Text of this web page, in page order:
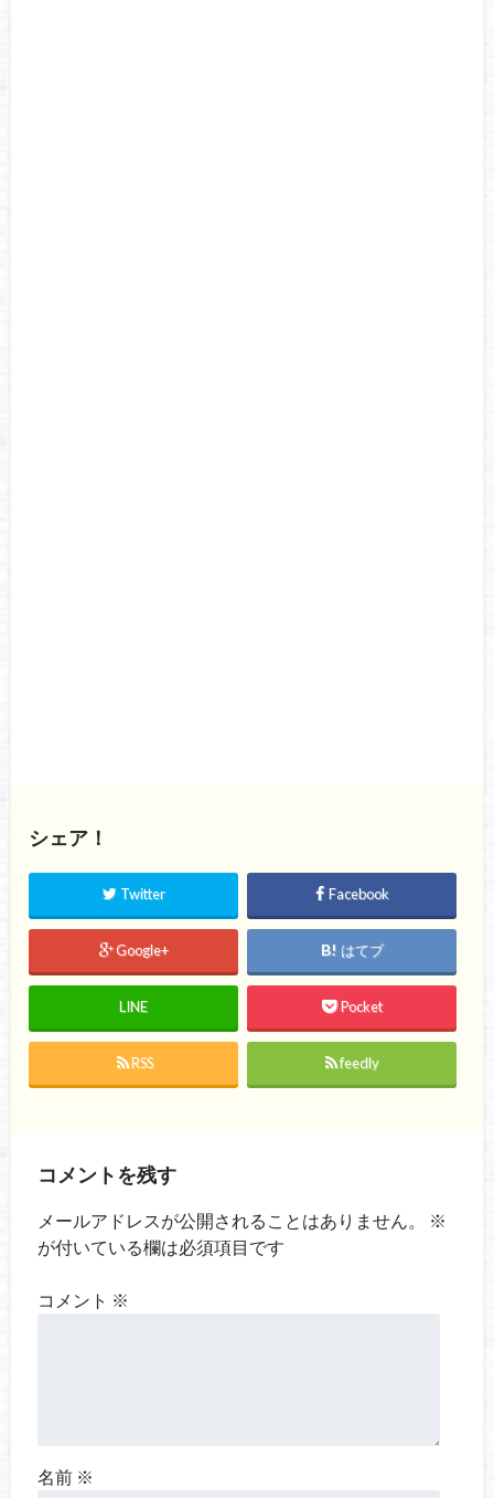
シェア！
Twitter Facebook
Google+ はてブ
LINE Pocket
RSS feedly
コメントを残す
メールアドレスが公開されることはありません。
※
が付いている欄は必須項目です
コメント ※
名前 ※